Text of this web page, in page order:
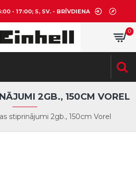
- 17:00; S, SV. - BRĪVDIENA
0
stiprinājumi 2gb., 150cm Vorel
2GB., 150CM VOREL